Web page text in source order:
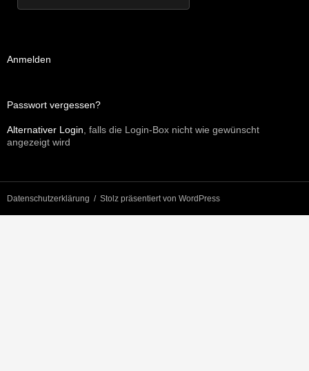
Anmelden
Passwort vergessen?
Alternativer Login , falls die Login-Box nicht wie gewünscht
angezeigt wird
Datenschutzerklärung Stolz präsentiert von WordPress